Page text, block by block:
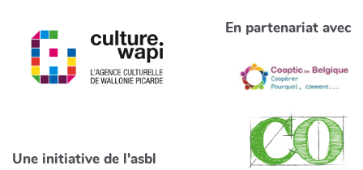
Une initiative de l'asbl
En partenariat avec